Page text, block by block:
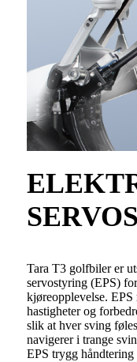
Tara T3 golfbiler er
servostyring (EPS)
kjøreopplevelse. EPS
hastigheter og
slik at hver sving
navigerer i trange
EPS trygg håndtering